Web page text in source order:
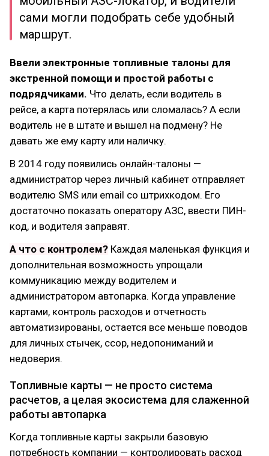
сами могли подобрать себе удобный
маршрут.
Ввели электронные топливные талоны для
экстренной помощи и простой работы с
подрядчиками. Что делать, если водитель в
рейсе, а карта потерялась или сломалась? А если
водитель не в штате и вышел на подмену? Не
давать же ему карту или наличку.
В 2014 году появились онлайн-талоны —
администратор через личный кабинет отправляет
водителю SMS или email со штрихкодом. Его
достаточно показать оператору АЗС, ввести ПИН-
код, и водителя заправят.
А что с контролем? Каждая маленькая функция и
дополнительная возможность упрощали
коммуникацию между водителем и
администратором автопарка. Когда управление
картами, контроль расходов и отчетность
автоматизированы, остается все меньше поводов
для личных стычек, ссор, недопониманий и
недоверия.
Топливные карты — не просто система
расчетов, а целая экосистема для слаженной
работы автопарка
Когда топливные карты закрыли базовую
потребность компании — контролировать расход